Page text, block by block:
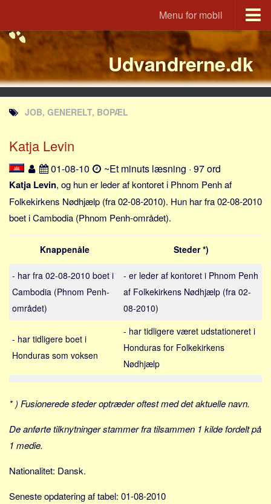
Menu for mobil
Portal
Udvandrerne.dk
Utvandrerne.no
Utvandrarna.se
Tyskland.dk
England.dk
Rusland.dk
JLKM.dk
Lande
Tyrkiet
Spanien
Sverige
Norge
Thailand
Grækenland
Nøgleord
Bolig
Job
Virksomhed
Udvandrerne.dk
JOB, GENERELT, BOPÆL
Katja Levin
01-08-10 ~Et minuts læsning · 97 ord
Katja Levin, og hun er leder af kontoret i Phnom Penh af
Folkekirkens Nødhjælp (fra 02-08-2010). Hun har fra 02-08-2010
boet i Cambodia (Phnom Penh-området).
Knappenåle Steder *)
- har fra 02-08-2010 boet i
Cambodia (Phnom Penh-
området)
- er leder af kontoret i Phnom Penh
af Folkekirkens Nødhjælp (fra 02-
08-2010)
- har tidligere boet i
Honduras som voksen
- har tidligere været udstationeret i
Honduras for Folkekirkens
Nødhjælp
* ) Fusionerede steder optræder oftest med det aktuelle navn.
De anførte tilknytninger stammer fra tilsammen 1 kilde fordelt på
1 medie.
Nationalitet: Dansk.
Seneste opdatering af tabel: 01-08-2010